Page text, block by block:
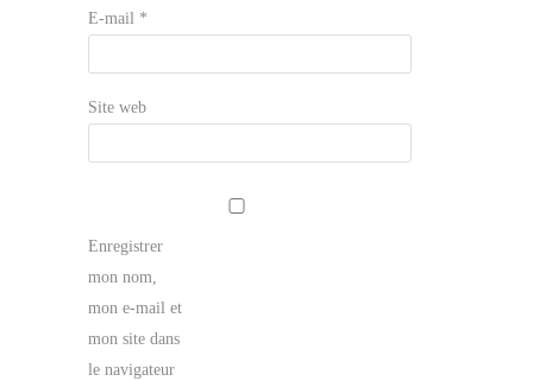
E-mail *
Site web
Enregistrer
mon nom,
mon e-mail et
mon site dans
le navigateur